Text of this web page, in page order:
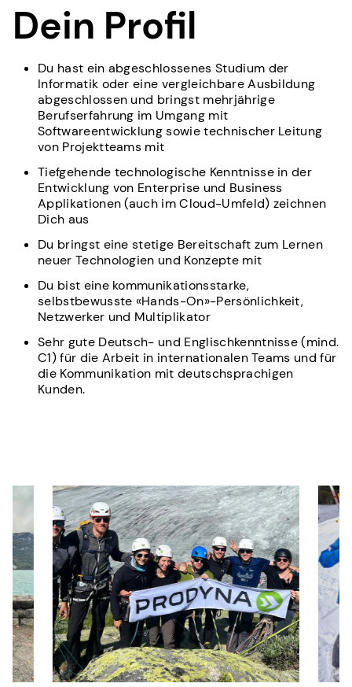
Dein Profil
Du hast ein abgeschlossenes Studium der
Informatik oder eine vergleichbare Ausbildung
abgeschlossen und bringst mehrjährige
Berufserfahrung im Umgang mit
Softwareentwicklung sowie technischer Leitung
von Projektteams mit
Tiefgehende technologische Kenntnisse in der
Entwicklung von Enterprise und Business
Applikationen (auch im Cloud-Umfeld) zeichnen
Dich aus
Du bringst eine stetige Bereitschaft zum Lernen
neuer Technologien und Konzepte mit
Du bist eine kommunikationsstarke,
selbstbewusste «Hands-On»-Persönlichkeit,
Netzwerker und Multiplikator
Sehr gute Deutsch- und Englischkenntnisse (mind.
C1) für die Arbeit in internationalen Teams und für
die Kommunikation mit deutschsprachigen
Kunden.